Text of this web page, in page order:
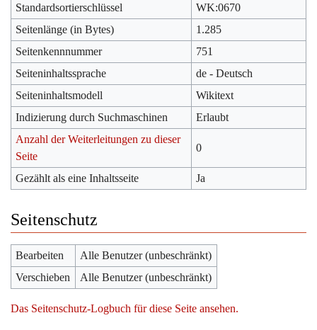
Standardsortierschlüssel
WK:0670
Seitenlänge (in Bytes)
1.285
Seitenkennnummer
751
Seiteninhaltssprache
de - Deutsch
Seiteninhaltsmodell
Wikitext
Indizierung durch Suchmaschinen
Erlaubt
Anzahl der Weiterleitungen zu dieser
Seite
0
Gezählt als eine Inhaltsseite Ja
Seitenschutz
Bearbeiten
Alle Benutzer (unbeschränkt)
Verschieben
Alle Benutzer (unbeschränkt)
Das Seitenschutz-Logbuch für diese Seite ansehen.